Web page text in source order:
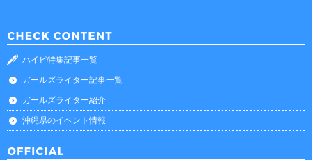
ハイビ特集記事一覧
ガールズライター記事一覧
ガールズライター紹介
沖縄県のイベント情報